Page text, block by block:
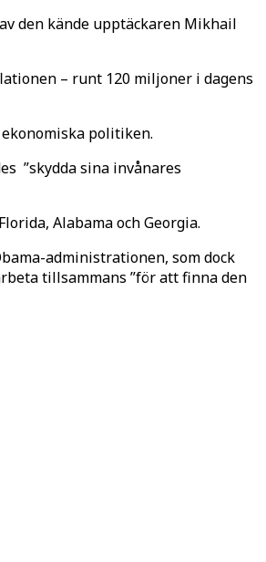
den kände upptäckaren Mikhail
– runt 120 miljoner i dagens
politiken.
”skydda sina invånares
Alabama och Georgia.
administrationen, som dock
tillsammans ”för att finna den